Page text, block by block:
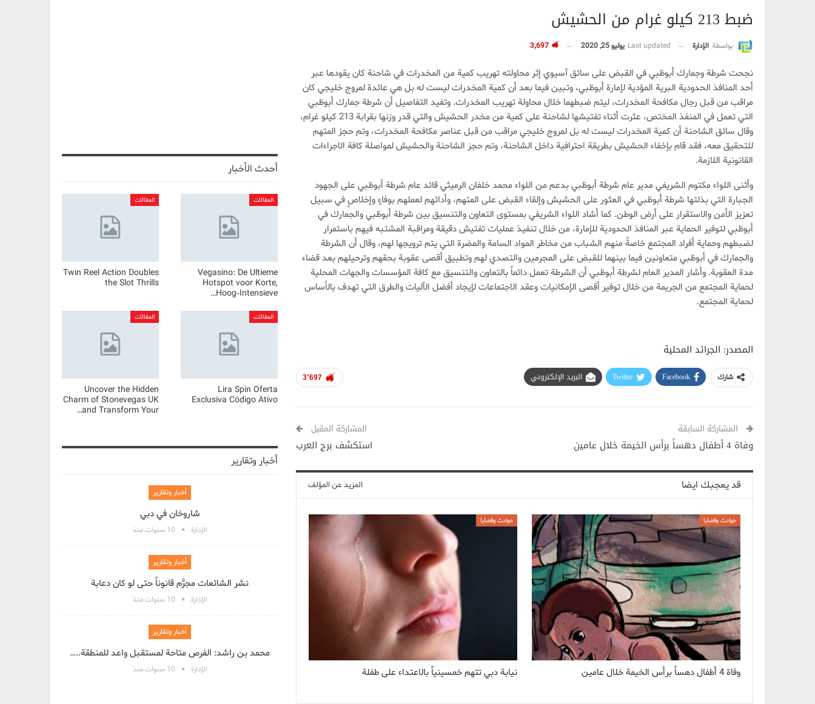
ضبط 213 كيلو غرام من الحشيش
بواسطة الإدارة Last updated يوليو 25, 2020
نجحت شرطة وجمارك أبوظبي في القبض على سائق آسيوي إثر محاولته تهريب كمية من المخدرات في شاحنة كان يقودها عبر
أحد المنافذ الحدودية البرية المؤدية لإمارة أبوظبي، وتبين فيما بعد أن كمية المخدرات ليست له بل هي عائدة لمروج خليجي كان
مراقب من قبل رجال مكافحة المخدرات، ليتم ضبطهما خلال محاولة تهريب المخدرات. وتفيد التفاصيل أن شرطة جمارك أبوظبي
التي تعمل في المنفذ المختص، عثرت أثناء تفتيشها لشاحنة على كمية من مخدر الحشيش والتي قدر وزنها بقرابة 213 كيلو غرام،
وقال سائق الشاحنة أن كمية المخدرات ليست له بل لمروج خليجي مراقب من قبل عناصر مكافحة المخدرات، وتم حجز المتهم
للتحقيق معه، فقد قام بإخفاء الحشيش بطريقة احترافية داخل الشاحنة، وتم حجز الشاحنة والحشيش لمواصلة كافة الاجراءات
القانونية اللازمة.
وأثنى اللواء مكتوم الشريفي مدير عام شرطة أبوظبي بدعم من اللواء محمد خلفان الرميثي قائد عام شرطة أبوظبي على الجهود
الجبارة التي بذلتها شرطة أبوظبي في العثور على الحشيش وإلقاء القبض على المتهم، وأدائهم لعملهم بوفاءٍ وإخلاصٍ في سبيل
تعزيز الأمن والاستقرار على أرض الوطن. كما أشاد اللواء الشريفي بمستوى التعاون والتنسيق بين شرطة أبوظبي والجمارك في
أبوظبي لتوفير الحماية عبر المنافذ الحدودية للإمارة، من خلال تنفيذ عمليات تفتيش دقيقة ومراقبة المشتبه فيهم باستمرار
لضبطهم وحماية أفراد المجتمع خاصةً منهم الشباب من مخاطر المواد السامة والمضرة التي يتم ترويجها لهم، وقال أن الشرطة
والجمارك في أبوظبي متعاونين فيما بينهما للقبض على المجرمين والتصدي لهم وتطبيق أقصى عقوبة بحقهم وترحيلهم بعد قضاء
مدة العقوبة. وأشار المدير العام لشرطة أبوظبي أن الشرطة تعمل دائماً بالتعاون والتنسيق مع كافة المؤسسات والجهات المحلية
لحماية المجتمع من الجريمة من خلال توفير أقصى الإمكانيات وعقد الاجتماعات لإيجاد أفضل الآليات والطرق التي تهدف بالأساس
لحماية المجتمع.
المصدر: الجرائد المحلية
3٬697 شارك Facebook
Twitter البريد الإلكتروني
المشاركة السابقة
وفاة 4 أطفال دهساً برأس الخيمة خلال عامين
المشاركة المقبل
استكشف برج العرب
قد يعجبك ايضا المزيد عن المؤلف
حوادث وقضايا
وفاة 4 أطفال دهساً برأس الخيمة خلال عامين
حوادث وقضايا
نيابة دبي تتهم خمسينياً بالاعتداء على طفلة
أحدث الأخبار
المقالات
Vegasino: De Ultieme
Hotspot voor Korte,
Hoog‑Intensieve…
المقالات
Twin Reel Action Doubles
the Slot Thrills
المقالات
Lira Spin Oferta
Exclusiva Código Ativo
المقالات
Uncover the Hidden
Charm of Stonevegas UK
and Transform Your…
أخبار وتقارير
أخبار وتقارير
شاروخان في دبي
الإدارة 10 سنوات منذ
أخبار وتقارير
نشر الشائعات مجرَّم قانوناً حتى لو كان دعابة
الإدارة 10 سنوات منذ
أخبار وتقارير
محمد بن راشد: الفرص متاحة لمستقبل واعد للمنطقة..…
الإدارة 10 سنوات منذ